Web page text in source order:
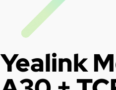
Yealink